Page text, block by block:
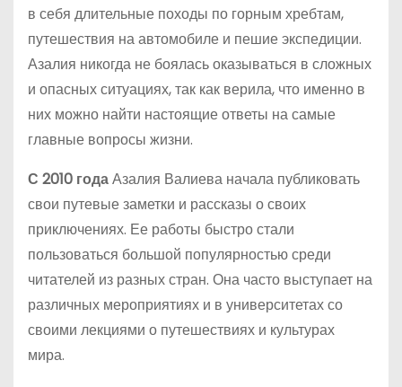
в себя длительные походы по горным хребтам,
путешествия на автомобиле и пешие экспедиции.
Азалия никогда не боялась оказываться в сложных
и опасных ситуациях, так как верила, что именно в
них можно найти настоящие ответы на самые
главные вопросы жизни.
С 2010 годаАзалия Валиева начала публиковать
свои путевые заметки и рассказы о своих
приключениях. Ее работы быстро стали
пользоваться большой популярностью среди
читателей из разных стран. Она часто выступает на
различных мероприятиях и в университетах со
своими лекциями о путешествиях и культурах
мира.